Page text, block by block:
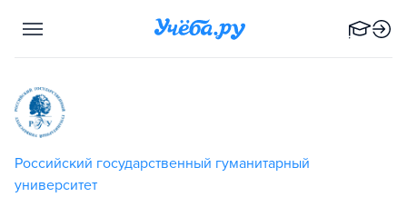
Российский государственный гуманитарный
университет